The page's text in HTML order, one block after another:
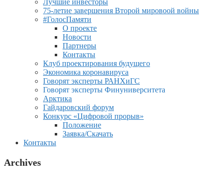
Лучшие инвесторы
75-летие завершения Второй мировоой войны
#ГолосПамяти
О проекте
Новости
Партнеры
Контакты
Клуб проектирования будущего
Экономика коронавируса
Говорят эксперты РАНХиГС
Говорят эксперты Финуниверситета
Арктика
Гайдаровский форум
Конкурс «Цифровой прорыв»
Положение
Заявка/Скачать
Контакты
Archives